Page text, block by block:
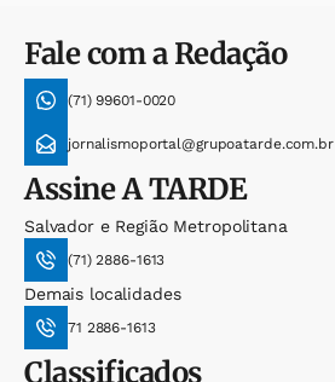
Fale com a Redação
(71) 99601-0020
jornalismoportal@grupoatarde.com.br
AssineA TARDE
Salvador e Região Metropolitana
(71) 2886-1613
Demais localidades
71 2886-1613
Classificados